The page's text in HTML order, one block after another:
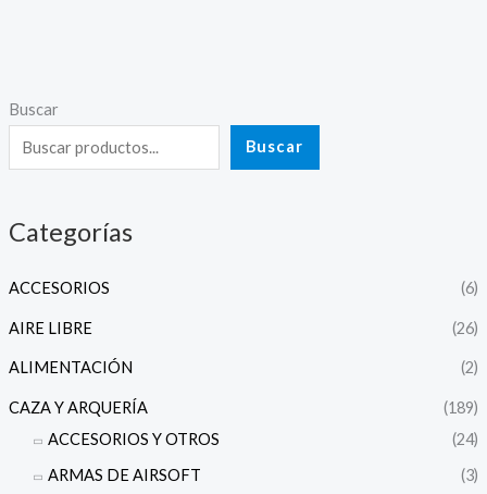
Buscar
Buscar
Categorías
ACCESORIOS (6)
AIRE LIBRE (26)
ALIMENTACIÓN (2)
CAZA Y ARQUERÍA
(189)
ACCESORIOS Y OTROS
(24)
ARMAS DE AIRSOFT
(3)